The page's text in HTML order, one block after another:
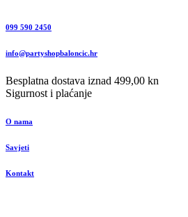
099 590 2450
info@partyshopbaloncic.hr
Besplatna dostava iznad 499,00 kn
Sigurnost i plaćanje
O nama
Savjeti
Kontakt